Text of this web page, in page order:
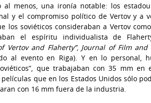
al menos, una ironía notable: los
y el compromiso político de Vertov y a
los soviéticos consideraban a Vertov
el espíritu individualista de
Vertov and Flaherty”, Journal of Film and
al evento en Riga). Y en lo personal,
que trabajaban con 35 mm
que en los Estados Unidos sólo
con 16 mm fuera de la industria.